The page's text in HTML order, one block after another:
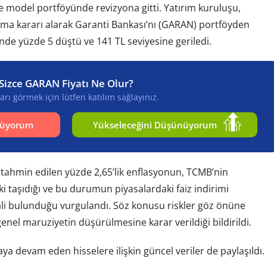
model portföyünde revizyona gitti. Yatırım kuruluşu,
kararı alarak Garanti Bankası’nı (GARAN) portföyden
yüzde 5 düştü ve 141 TL seviyesine geriledi.
GARAN Fiyatı Ne Olur?
görmek için lütfen katılım sağlayınız.
Yükseleceğini Düşünüyorum
edilen yüzde 2,65’lik enflasyonun, TCMB’nin
ve bu durumun piyasalardaki faiz indirimi
bulunduğu vurgulandı. Söz konusu riskler göz önüne
maruziyetin düşürülmesine karar verildiği bildirildi.
devam eden hisselere ilişkin güncel veriler de paylaşıldı.